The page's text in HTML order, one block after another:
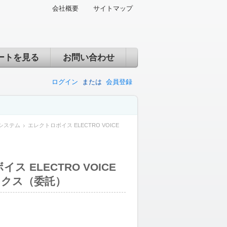
会社概要 サイトマップ
トを見る お問い合わせ
ログイン または 会員登録
ステム エレクトロボイス ELECTRO VOICE
ス ELECTRO VOICE
ス（委託）